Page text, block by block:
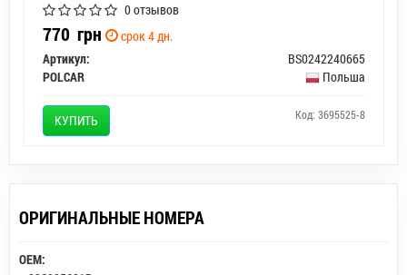
0 отзывов
770 грн
срок 4 дн.
Артикул:
BS0242240665
POLCAR
Польша
КУПИТЬ Код: 3695525-8
ОРИГИНАЛЬНЫЕ НОМЕРА
OEM: